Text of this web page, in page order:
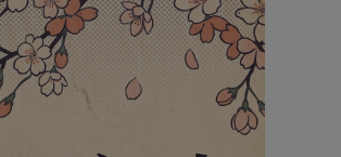
| El comisario